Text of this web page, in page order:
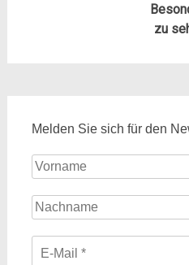
zu
Melden Sie sich für den